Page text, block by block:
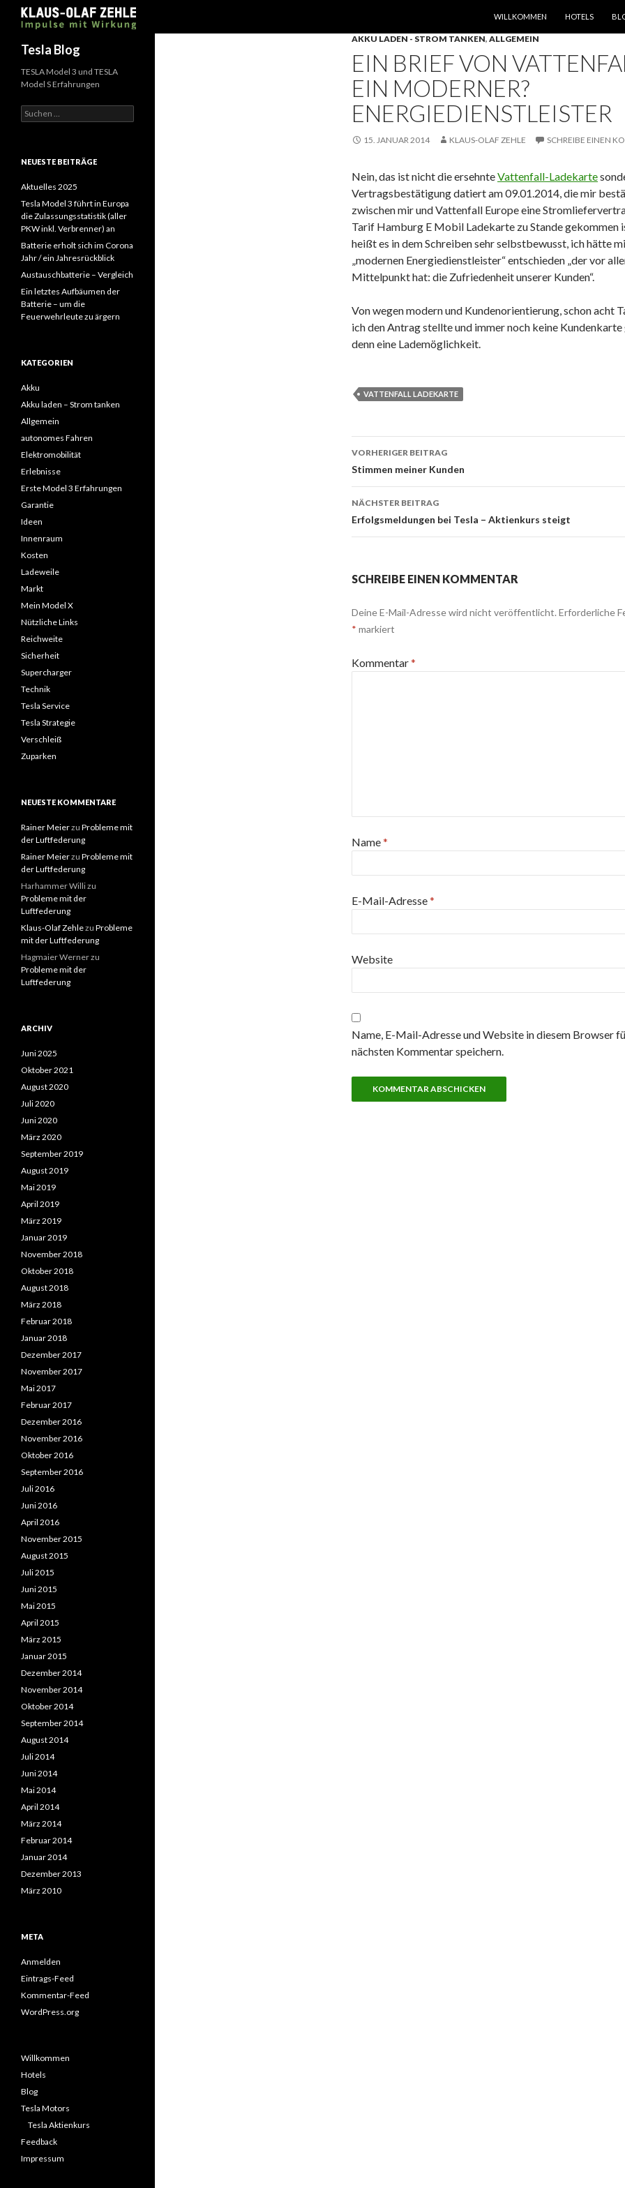
Suchen
WILLKOMMEN
HOTELS
AKKU LADEN - STROM TANKEN, ALLGEMEIN
EIN BRIEF VON
EIN MODERNER?
ENERGIEDIENSTLEISTER
15. JANUAR 2014 KLAUS-OLAF ZEHLE SCHREIBE EINEN
Nein, das ist nicht die ersehnteVattenfall-Ladekarte
Vertragsbestätigung datiert am 09.01.2014, die mir
zwischen mir und Vattenfall Europe eine
Tarif Hamburg E Mobil Ladekarte zu Stande gekommen
heißt es in dem Schreiben sehr selbstbewusst, ich hätte
„modernen Energiedienstleister“ entschieden „der vor
Mittelpunkt hat: die Zufriedenheit unserer Kunden“.
Von wegen modern und Kundenorientierung, schon acht
ich den Antrag stellte und immer noch keine
denn eine Lademöglichkeit.
VATTENFALL LADEKARTE
Beitrags-
Navigation
VORHERIGER BEITRAG
Stimmen meiner Kunden
NÄCHSTER BEITRAG
Erfolgsmeldungen bei Tesla – Aktienkurs steigt
SCHREIBE EINEN KOMMENTAR
Deine E-Mail-Adresse wird nicht veröffentlicht. Erforderliche
* markiert
Kommentar*
Name*
E-Mail-Adresse*
Website
Name, E-Mail-Adresse und Website in diesem Browser
nächsten Kommentar speichern.
Tesla Blog
TESLA Model 3 und TESLA
Model S Erfahrungen
Suchen
nach:
NEUESTE BEITRÄGE
Aktuelles 2025
Tesla Model 3 führt in Europa
die Zulassungsstatistik (aller
PKW inkl. Verbrenner) an
Batterie erholt sich im Corona
Jahr / ein Jahresrückblick
Austauschbatterie – Vergleich
Ein letztes Aufbäumen der
Batterie – um die
Feuerwehrleute zu ärgern
KATEGORIEN
Akku
Akku laden – Strom tanken
Allgemein
autonomes Fahren
Elektromobilität
Erlebnisse
Erste Model 3 Erfahrungen
Garantie
Ideen
Innenraum
Kosten
Ladeweile
Markt
Mein Model X
Nützliche Links
Reichweite
Sicherheit
Supercharger
Technik
Tesla Service
Tesla Strategie
Verschleiß
Zuparken
NEUESTE KOMMENTARE
Rainer Meierzu Probleme mit
der Luftfederung
Rainer Meierzu Probleme mit
der Luftfederung
Harhammer Willizu
Probleme mit der
Luftfederung
Klaus-Olaf Zehlezu Probleme
mit der Luftfederung
Hagmaier Wernerzu
Probleme mit der
Luftfederung
ARCHIV
Juni 2025
Oktober 2021
August 2020
Juli 2020
Juni 2020
März 2020
September 2019
August 2019
Mai 2019
April 2019
März 2019
Januar 2019
November 2018
Oktober 2018
August 2018
März 2018
Februar 2018
Januar 2018
Dezember 2017
November 2017
Mai 2017
Februar 2017
Dezember 2016
November 2016
Oktober 2016
September 2016
Juli 2016
Juni 2016
April 2016
November 2015
August 2015
Juli 2015
Juni 2015
Mai 2015
April 2015
März 2015
Januar 2015
Dezember 2014
November 2014
Oktober 2014
September 2014
August 2014
Juli 2014
Juni 2014
Mai 2014
April 2014
März 2014
Februar 2014
Januar 2014
Dezember 2013
März 2010
META
Anmelden
Eintrags-Feed
Kommentar-Feed
WordPress.org
Willkommen
Hotels
Blog
Tesla Motors
Tesla Aktienkurs
Feedback
Impressum